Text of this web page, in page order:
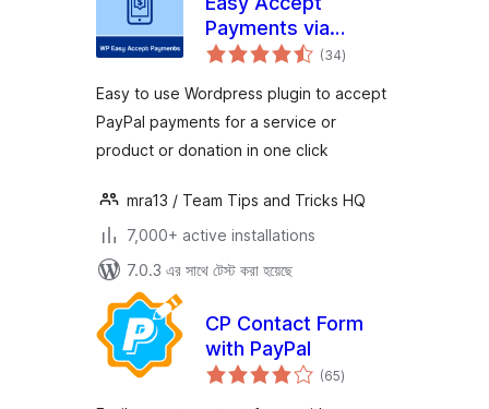
Payments via
PayPal
(34total
ratings
)
Easy to use Wordpress plugin to accept
PayPal payments for a service or
product or donation in one click
mra13 / Team Tips and Tricks HQ
7,000+ active installations
7.0.3 এর সাথে টেস্ট করা হয়েছে
CP Contact Form
with PayPal
(65total
ratings
)